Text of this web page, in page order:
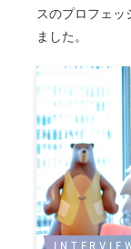
スのプロフェッ
ました。